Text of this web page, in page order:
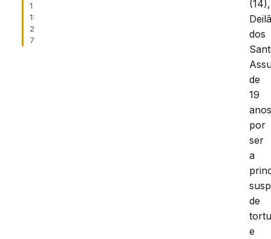
1
1:
2
7
(14),
dos
de
19
por
ser
a
de
e